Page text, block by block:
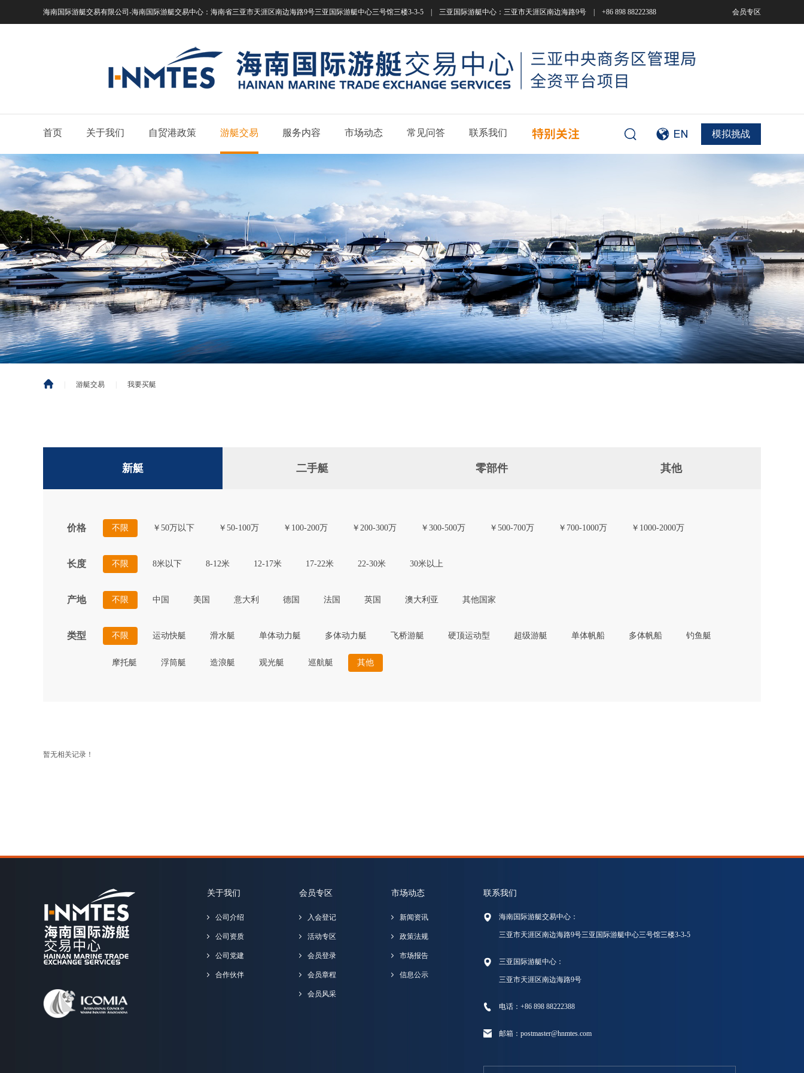
海南国际游艇交易有限公司-海南国际游艇交易中心： 海南省三亚市天涯区南边海路9号三亚国际游艇中心三号馆三楼3-3-5 | 三亚国际游艇中心：三亚市天涯区南边海路9号 | +86 898 88222388 会员专区
模拟挑战
首页 关于我们 自贸港政策 游艇交易 服务内容 市场动态 常见问答 联系我们
游艇交易 我要买艇
新艇 二手艇 零部件 其他
价格 不限 ￥50万以下 ￥50-100万 ￥100-200万 ￥200-300万 ￥300-500万 ￥500-700万 ￥700-1000万 ￥1000-2000万
长度 不限 8米以下 8-12米 12-17米 17-22米 22-30米 30米以上
产地 不限 中国 美国 意大利 德国 法国 英国 澳大利亚 其他国家
类型 不限 运动快艇 滑水艇 单体动力艇 多体动力艇 飞桥游艇 硬顶运动型 超级游艇 单体帆船 多体帆船 钓鱼艇
摩托艇 浮筒艇 造浪艇 观光艇 巡航艇 其他
暂无相关记录！
关于我们
公司介绍
公司资质
公司党建
合作伙伴
会员专区
入会登记
活动专区
会员登录
会员章程
会员风采
市场动态
新闻资讯
政策法规
市场报告
信息公示
联系我们
海南国际游艇交易中心：
三亚市天涯区南边海路9号三亚国际游艇中心三号馆三楼3-3-5
三亚国际游艇中心：
三亚市天涯区南边海路9号
电话：+86 898 88222388
邮箱：postmaster@hnmtes.com